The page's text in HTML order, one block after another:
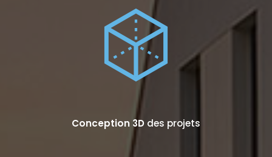
Conception 3D des projets